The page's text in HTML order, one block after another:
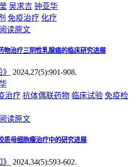
吴求吉 钟亚华
免疫治疗 化疗
阅读原文
物治疗三阴性乳腺癌的临床研究进展
2024,27(5):901-908.
治疗 抗体偶联药物 临床试验 免疫检
阅读原文
质母细胞瘤治疗中的研究进展
2024,34(5):593-602.